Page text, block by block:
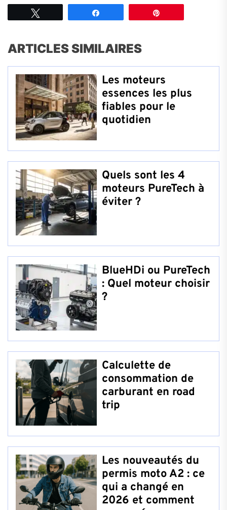
ARTICLES SIMILAIRES
Les moteurs
essences les plus
fiables pour le
quotidien
Quels sont les 4
moteurs PureTech à
éviter ?
BlueHDi ou PureTech
: Quel moteur choisir
?
Calculette de
consommation de
carburant en road
trip
Les nouveautés du
permis moto A2 : ce
qui a changé en
2026 et comment